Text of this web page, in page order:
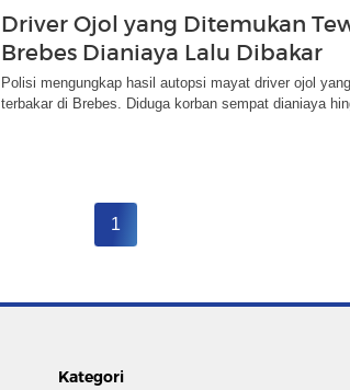
Driver Ojol yang Ditemukan
Brebes Dianiaya Lalu Dibakar
Polisi mengungkap hasil autopsi mayat driver ojol
terbakar di Brebes. Diduga korban sempat dianiaya
1
Kategori